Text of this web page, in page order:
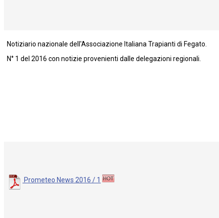
Notiziario nazionale dell'Associazione Italiana Trapianti di Fegato.
N° 1 del 2016 con notizie provenienti dalle delegazioni regionali.
Prometeo News 2016 / 1